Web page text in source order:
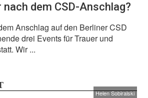
nach dem CSD-Anschlag?
Anschlag auf den Berliner CSD
drei Events für Trauer und
Wir ...
Helen Sobiralski